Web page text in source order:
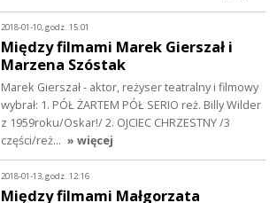
2018-01-10, godz. 15:01
Między filmami Marek Gierszał i
Marzena Szóstak
Marek Gierszał - aktor, reżyser teatralny i filmowy
wybrał: 1. PÓŁ ŻARTEM PÓŁ SERIO reż. Billy Wilder
z 1959roku/Oskar!/ 2. OJCIEC CHRZESTNY /3
części/reż… » więcej
2018-01-13, godz. 12:16
Między filmami Małgorzata